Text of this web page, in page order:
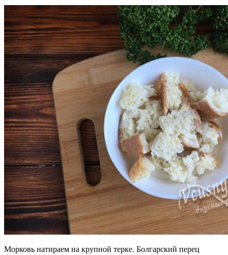
Морковь натираем на крупной терке. Болгарский перец